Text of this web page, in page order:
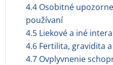
4.4 Osobitné
používaní
4.5 Liekové a iné
4.6 Fertilita, gravidita
4.7 Ovplyvnenie